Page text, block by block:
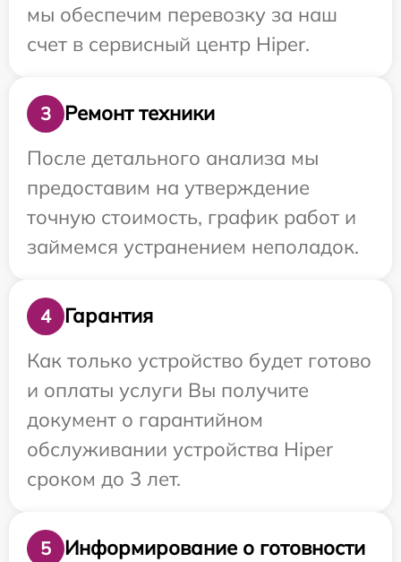
мы обеспечим перевозку за наш
счет в сервисный центр Hiper.
3
Ремонт техники
После детального анализа мы
предоставим на утверждение
точную стоимость, график работ и
займемся устранением неполадок.
4
Гарантия
Как только устройство будет готово
и оплаты услуги Вы получите
документ о гарантийном
обслуживании устройства Hiper
сроком до 3 лет.
5
Информирование о готовности